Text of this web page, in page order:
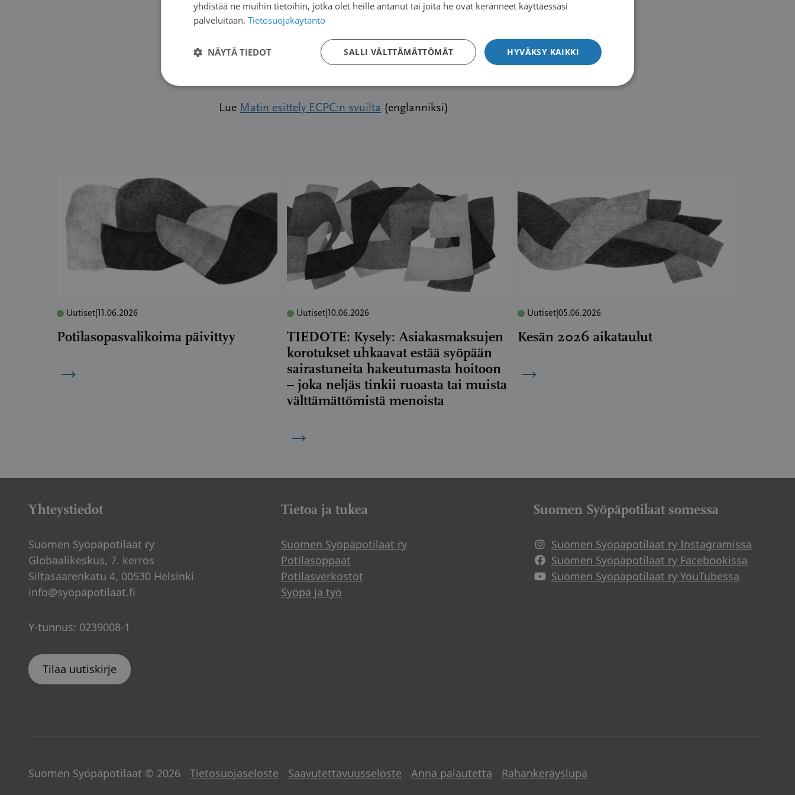
Lue Matin esittely ECPC:n svuilta (englanniksi)
Uutiset 11.06.2026
Potilasopasvalikoima päivittyy
→
Uutiset 10.06.2026
TIEDOTE: Kysely: Asiakasmaksujen
korotukset uhkaavat estää syöpään
sairastuneita hakeutumasta hoitoon
– joka neljäs tinkii ruoasta tai muista
välttämättömistä menoista
→
Uutiset| 05.06.2026
Kesän 2026 aikataulut
→
Yhteystiedot
Suomen Syöpäpotilaat ry
Globaalikeskus, 7. kerros
Siltasaarenkatu 4, 00530 Helsinki
info@syopapotilaat.fi
Y-tunnus: 0239008-1
Tilaa uutiskirje
Tietoa ja tukea
Suomen Syöpäpotilaat ry
Potilasoppaat
Potilasverkostot
Syöpä ja työ
Suomen Syöpäpotilaat somessa
Suomen Syöpäpotilaat ry Instagramissa
Suomen Syöpäpotilaat ry Facebookissa
Suomen Syöpäpotilaat ry YouTubessa
Suomen Syöpäpotilaat © 2026 Tietosuojaseloste Saavutettavuusseloste Anna palautetta Rahankeräyslupa
yhdistää ne muihin tietoihin, jotka olet heille antanut tai joita he ovat keränneet käyttäessäsi
palveluitaan. Tietosuojakäytäntö
HYVÄKSY KAIKKI
SALLI VÄLTTÄMÄTTÖMÄT
NÄYTÄ TIEDOT